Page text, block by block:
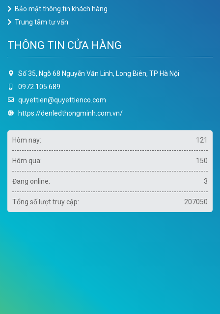
Bảo mật thông tin khách hàng
Trung tâm tư vấn
THÔNG TIN CỬA HÀNG
Số 35, Ngõ 68 Nguyễn Văn Linh, Long Biên, TP Hà Nội
0972.105.689
quyettien@quyettienco.com
https://denledthongminh.com.vn/
121
Hôm nay:
150
Hôm qua:
3
Đang online:
207050
Tổng số lượt truy cập: